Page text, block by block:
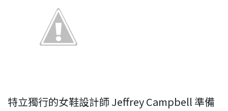
特立獨行的女鞋設計師 Jeffrey Campbell 準備